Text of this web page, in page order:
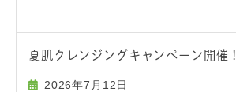
夏肌クレンジングキャンペーン開催！
2026年7月12日